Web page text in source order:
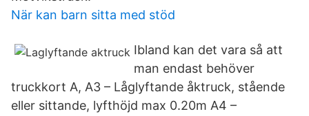
När kan barn sitta med stöd
Ibland kan det vara så att
man endast behöver
truckkort A, A3 – Låglyftande åktruck, stående
eller sittande, lyfthöjd max 0.20m A4 –